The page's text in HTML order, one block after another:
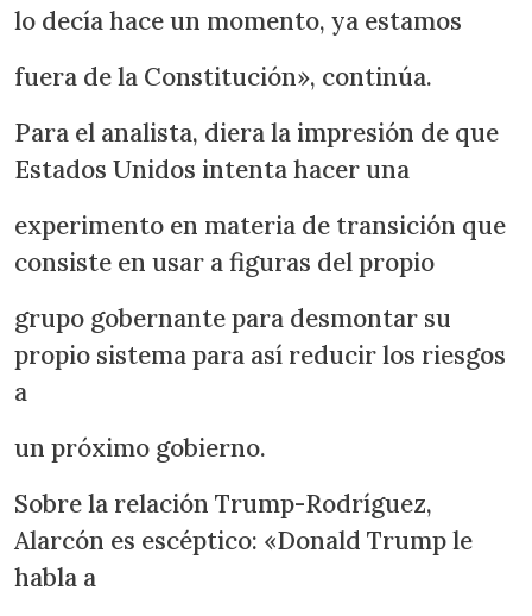
lo decía hace un momento, ya estamos
fuera de la Constitución», continúa.
Para el analista, diera la impresión de que
Estados Unidos intenta hacer una
experimento en materia de transición que
consiste en usar a figuras del propio
grupo gobernante para desmontar su
propio sistema para así reducir los riesgos
a
un próximo gobierno.
Sobre la relación Trump-Rodríguez,
Alarcón es escéptico: «Donald Trump le
habla a